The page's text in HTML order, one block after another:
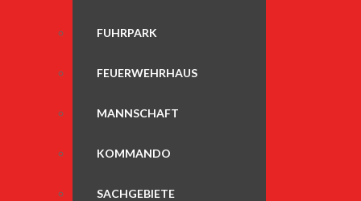
FUHRPARK
FEUERWEHRHAUS
MANNSCHAFT
KOMMANDO
SACHGEBIETE